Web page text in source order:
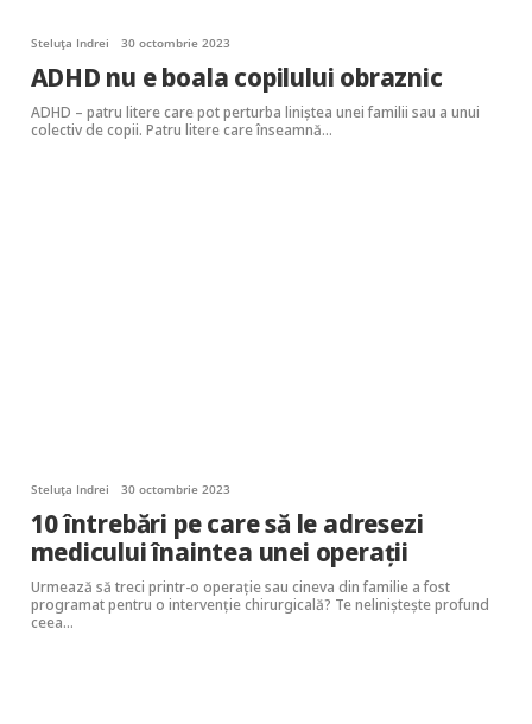
Steluța Indrei 30 octombrie 2023
ADHD nu e boala copilului obraznic
ADHD – patru litere care pot perturba liniștea unei familii sau a unui
colectiv de copii. Patru litere care înseamnă…
Steluța Indrei 30 octombrie 2023
10 întrebări pe care să le adresezi
medicului înaintea unei operații
Urmează să treci printr-o operație sau cineva din familie a fost
programat pentru o intervenție chirurgicală? Te neliniștește profund
ceea…